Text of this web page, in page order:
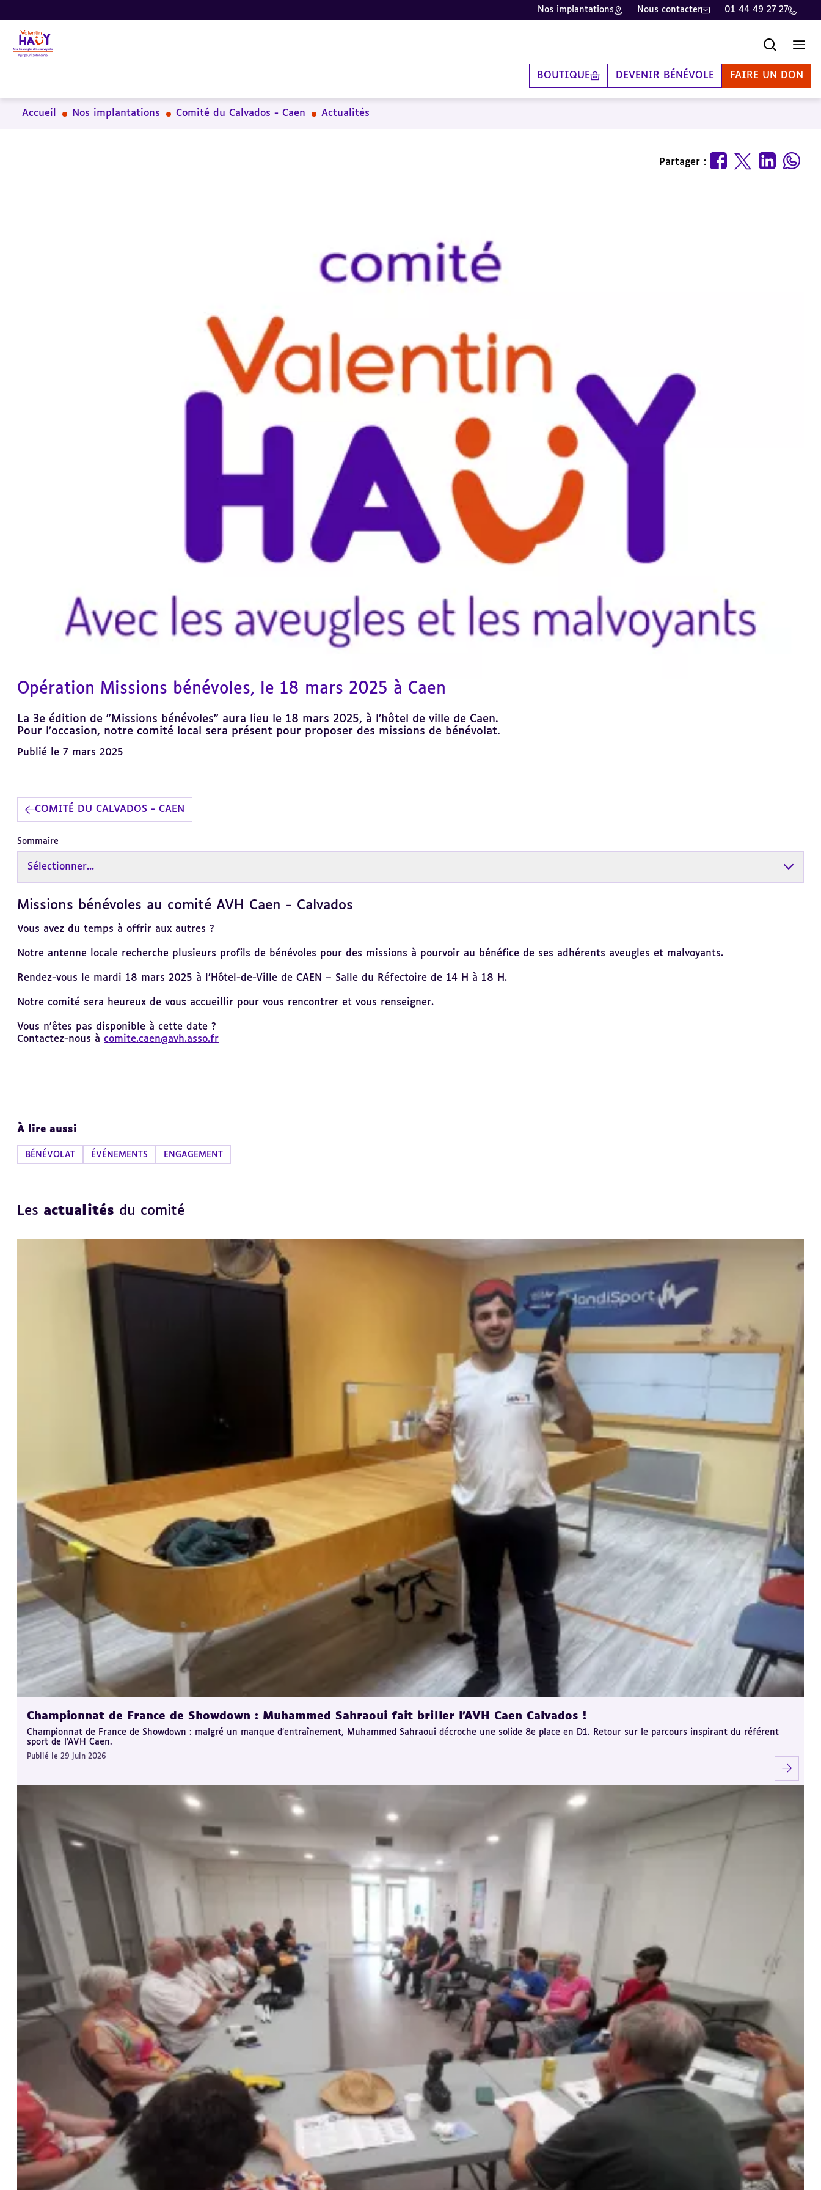
Aller
au
contenu
principal
Aller
au
pied
de
Aller
à
la
recherche
Nos implantations Nous contacter 01 44 49 27 27
BOUTIQUE DEVENIR BÉNÉVOLE FAIRE UN DON
Accueil Nos implantations Comité du Calvados - Caen Actualités
Partager :
Opération Missions bénévoles, le 18 mars 2025 à Caen
La 3e édition de "Missions bénévoles" aura lieu le 18 mars 2025, à l’hôtel de ville de Caen.
Pour l’occasion, notre comité local sera présent pour proposer des missions de bénévolat.
Publié le 7 mars 2025
COMITÉ DU CALVADOS - CAEN
Sommaire
Sélectionner...
Missions bénévoles au comité AVH Caen - Calvados
Vous avez du temps à offrir aux autres ?
Notre antenne locale recherche plusieurs profils de bénévoles pour des missions à pourvoir au bénéfice de ses adhérents aveugles et malvoyants.
Rendez-vous le mardi 18 mars 2025 à l’Hôtel-de-Ville de CAEN – Salle du Réfectoire de 14 H à 18 H.
Notre comité sera heureux de vous accueillir pour vous rencontrer et vous renseigner.
Vous n'êtes pas disponible à cette date ?
Contactez-nous à comite.caen@avh.asso.fr
Revenir
sommaire
À lire aussi
BÉNÉVOLAT ÉVÉNEMENTS ENGAGEMENT
Les actualités du comité
Championnat de France de Showdown : Muhammed Sahraoui fait briller l’AVH Caen Calvados !
Championnat de France de Showdown : malgré un manque d’entraînement, Muhammed Sahraoui décroche une solide 8e place en D1. Retour sur le parcours inspirant du référent
sport de l'AVH Caen.
Publié le 29 juin 2026